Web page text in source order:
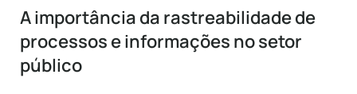
A importância da rastreabilidade de
processos e informações no setor
público